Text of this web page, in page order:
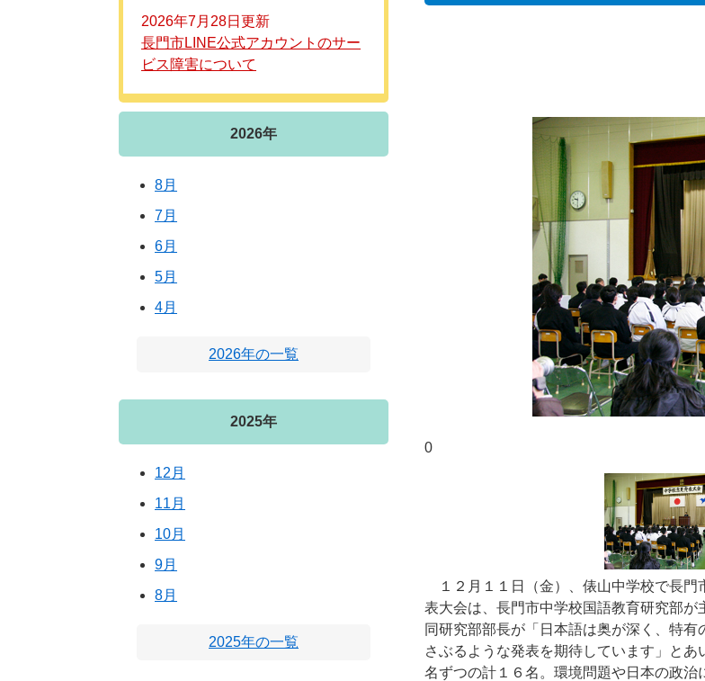
0
１２月１１日（金）、俵山中学校で長
表大会は、長門市中学校国語教育研究部
同研究部部長が「日本語は奥が深く、特
さぶるような発表を期待しています」と
名ずつの計１６名。環境問題や日本の政
2026年7月28日更新
長門市LINE公式アカウントのサー
ビス障害について
2026年
8月
7月
6月
5月
4月
2026年の一覧
2025年
12月
11月
10月
9月
8月
2025年の一覧